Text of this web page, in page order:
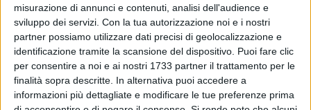
misurazione di annunci e contenuti, analisi dell'audience e
sviluppo dei servizi. Con la tua autorizzazione noi e i nostri
partner possiamo utilizzare dati precisi di geolocalizzazione e
identificazione tramite la scansione del dispositivo. Puoi fare clic
per consentire a noi e ai nostri 1733 partner il trattamento per le
finalità sopra descritte. In alternativa puoi accedere a
informazioni più dettagliate e modificare le tue preferenze prima
La cerimonia si è aperta con l'Alzabandiera e l'esecuzione
del Canto degli Italiani, a cura del Coro della Scuola
Secondaria di primo grado "Padre Nicolò Vaccina" di Andria.
A seguire il Prefetto della sesta provincia pugliese, Silvana
D'Agostino, accompagnata dal Comandante Provinciale
dell'Arma dei Carabinieri Col. Massimiliano Galasso, ha